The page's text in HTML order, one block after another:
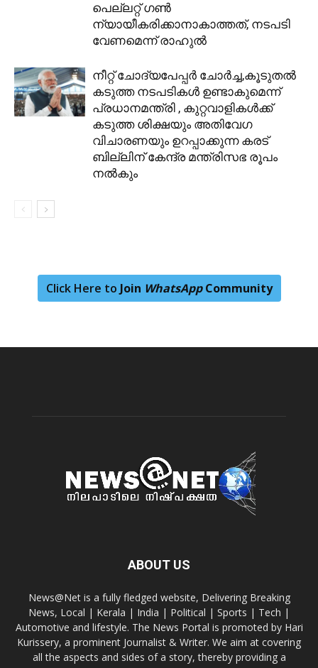
പെല്ലറ്റ് ഗൺ
ന്യായീകരിക്കാനാകാത്തത്, നടപടി
വേണമെന്ന് രാഹുൽ
നീറ്റ് ചോദ്യപേപ്പര്‍ ചോര്‍ച്ച,കൂടുതല്‍
കടുത്ത നടപടികള്‍ ഉണ്ടാകുമെന്ന്
പ്രധാനമന്ത്രി , കുറ്റവാളികള്‍ക്ക്
കടുത്ത ശിക്ഷയും അതിവേഗ
വിചാരണയും ഉറപ്പാക്കുന്ന കരട്
ബില്ലിന് കേന്ദ്ര മന്ത്രിസഭ രൂപം
നല്‍കും
Click Here to Join WhatsAppCommunity
ABOUT US
News@Net is a fully fledged website, Delivering Breaking
News, Local | Kerala | India | Political | Sports | Tech |
Automotive and lifestyle. The News Portal is promoted by Hari
Kurissery, a prominent Journalist & Writer. We aim at covering
all the aspects and sides of a story, thereby providing a